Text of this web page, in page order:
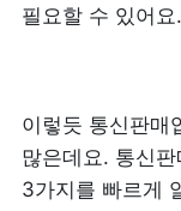
필요할 수 있어요.
이렇듯 통신판매
많은데요. 통신
3가지를 빠르게